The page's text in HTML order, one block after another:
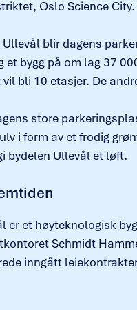
Oslo Science City.
Ullevål blir dagens
et bygg på om lag 37
vil bli 10 etasjer. De
store
i form av et frodig
bydelen Ullevål et løft.
er et høyteknologisk
Schmidt
inngått